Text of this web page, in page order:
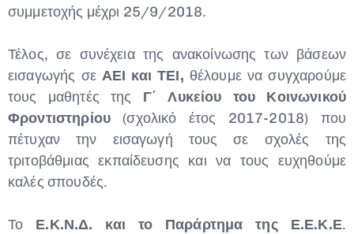
συμμετοχής μέχρι 25/9/2018.
Τέλος, σε συνέχεια της ανακοίνωσης των βάσεων
εισαγωγής σε ΑΕΙ και ΤΕΙ, θέλουμε να συγχαρούμε
τους μαθητές της Γ΄ Λυκείου του Κοινωνικού
Φροντιστηρίου (σχολικό έτος 2017-2018) που
πέτυχαν την εισαγωγή τους σε σχολές της
τριτοβάθμιας εκπαίδευσης και να τους ευχηθούμε
καλές σπουδές.
Το Ε.Κ.Ν.Δ. και το Παράρτημα της Ε.Ε.Κ.Ε.